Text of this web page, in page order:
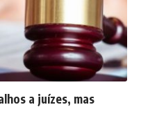
a juízes, mas